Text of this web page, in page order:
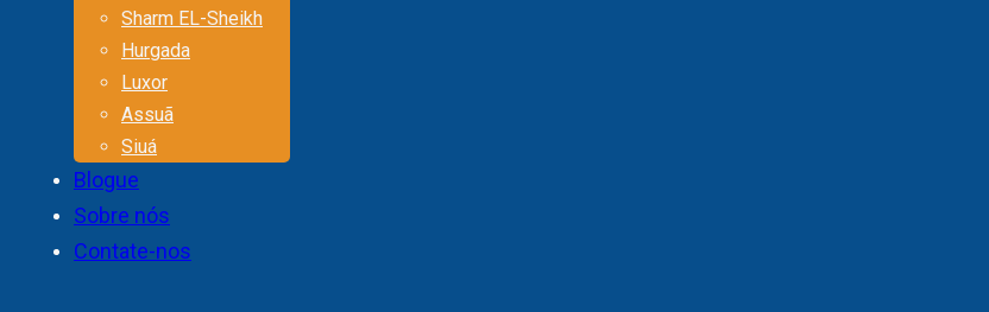
Sharm EL-Sheikh
Hurgada
Luxor
Assuã
Siuá
Blogue
Sobre nós
Contate-nos